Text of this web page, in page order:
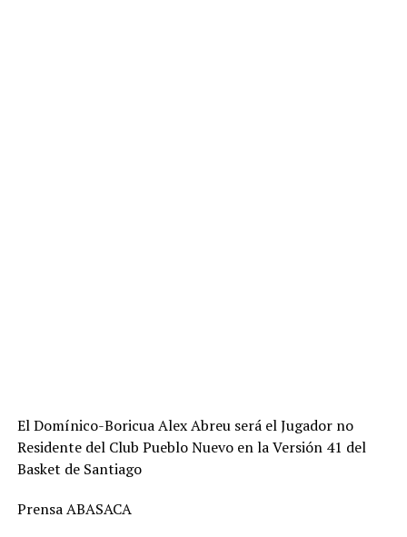
El Domínico-Boricua Alex Abreu será el Jugador no
Residente del Club Pueblo Nuevo en la Versión 41 del
Basket de Santiago
Prensa ABASACA